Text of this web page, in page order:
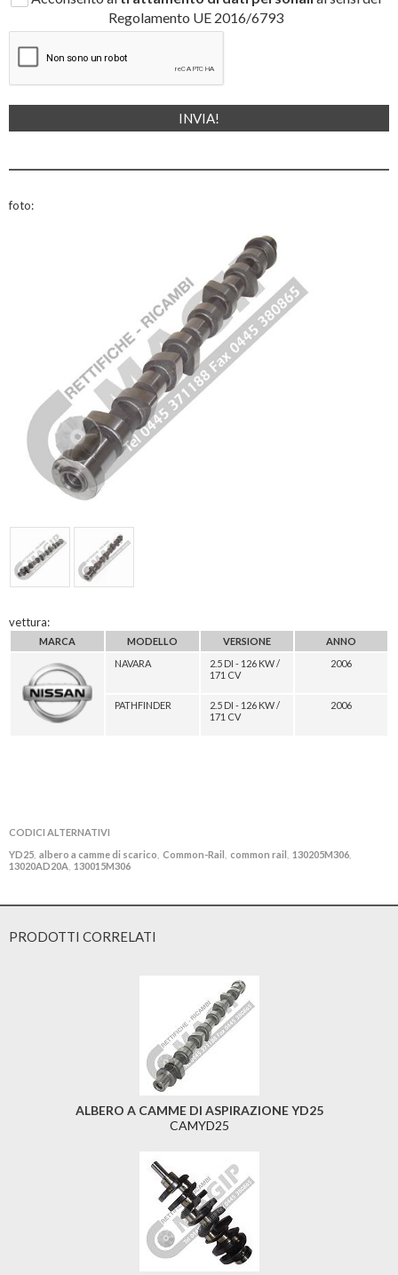
Regolamento UE 2016/6793
foto:
vettura:
MARCA MODELLO VERSIONE
ANNO
NAVARA
2.5 DI - 126 KW /
171 CV
2006
PATHFINDER
2.5 DI - 126 KW /
171 CV
2006
CODICI ALTERNATIVI
YD25 albero a camme di scarico Common-Rail common rail 130205M306
13020AD20A 130015M306
PRODOTTI CORRELATI
ALBERO A CAMME DI ASPIRAZIONE YD25
CAMYD25